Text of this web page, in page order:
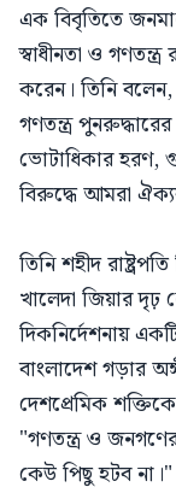
এক বিবৃতিতে
স্বাধীনতা ও
করেন। তিনি
গণতন্ত্র
ভোটাধিকার হরণ,
বিরুদ্ধে আমরা
তিনি শহীদ
খালেদা জিয়ার দৃঢ়
দিকনির্দেশনায়
বাংলাদেশ গড়ার
দেশপ্রেমিক
"গণতন্ত্র ও
কেউ পিছু হটব না।"